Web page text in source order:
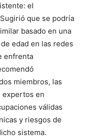
el
que se podría
basado en una
edad en las redes
enfrenta
miembros, las
expertos en
válidas
y riesgos de
sistema.